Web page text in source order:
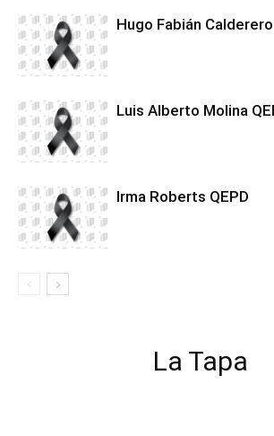
Hugo Fabián Calderero
Luis Alberto Molina
Irma Roberts QEPD
La Tapa